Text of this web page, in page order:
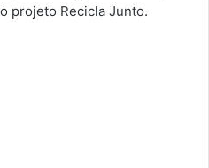
projeto Recicla Junto.